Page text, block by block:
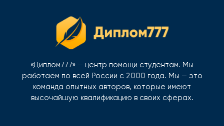
«Диплом777» — центр помощи студентам. Мы
работаем по всей России с 2000 года. Мы — это
команда опытных авторов, которые имеют
высочайшую квалификацию в своих сферах.